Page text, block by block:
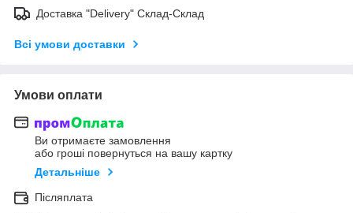
Доставка "Delivery" Склад-Склад
Всі умови доставки
Умови оплати
Ви отримаєте замовлення
або гроші повернуться на вашу картку
Детальніше
Післяплата